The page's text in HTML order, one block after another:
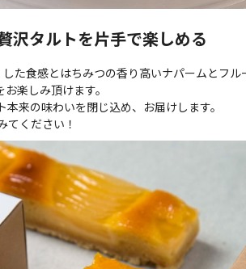
沢タルトを片手で楽しめる
た食感とはちみつの香り高いナパームとフ
楽しみ頂けます。
来の味わいを閉じ込め、お届けします。
てください！